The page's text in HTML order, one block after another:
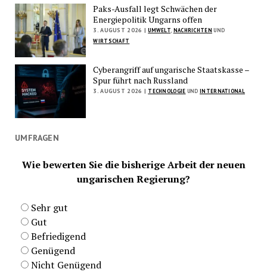
Paks-Ausfall legt Schwächen der
Energiepolitik Ungarns offen
3. AUGUST 2026 | UMWELT, NACHRICHTEN UND
WIRTSCHAFT
Cyberangriff auf ungarische Staatskasse –
Spur führt nach Russland
3. AUGUST 2026 | TECHNOLOGIE UNDINTERNATIONAL
UMFRAGEN
Wie bewerten Sie die bisherige Arbeit der neuen
ungarischen Regierung?
Sehr gut
Gut
Befriedigend
Genügend
Nicht Genügend